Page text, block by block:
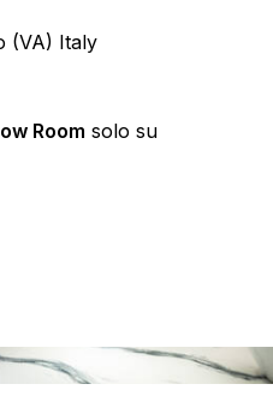
(VA) Italy
Room solo su
per Bagni